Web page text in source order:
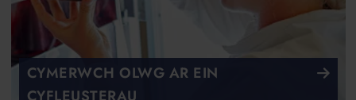
CYMERWCH OLWG AR EIN